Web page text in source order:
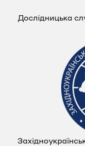
Дослідницька